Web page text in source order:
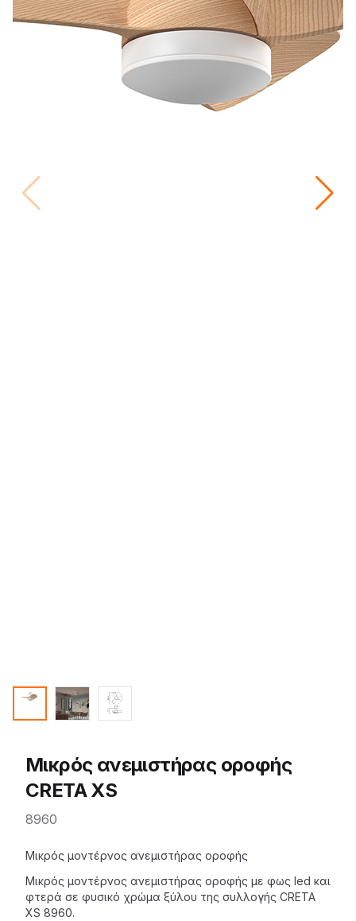
Μικρός ανεμιστήρας οροφής
CRETA XS
8960
Description
Μικρός μοντέρνος ανεμιστήρας οροφής
Μικρός μοντέρνος ανεμιστήρας οροφής με φως led και
φτερά σε φυσικό χρώμα ξύλου της συλλογής CRETA
XS 8960.